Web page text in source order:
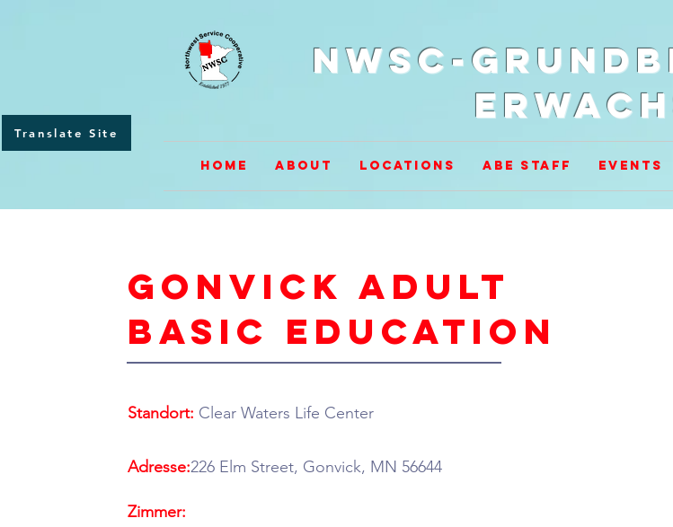
Translate Site
NWSC-
Home About Locations ABE Staff Events
gonvick adult
basic education
Standort: Clear Waters Life Center
Adresse:226 Elm Street, Gonvick, MN 56644
Zimmer: